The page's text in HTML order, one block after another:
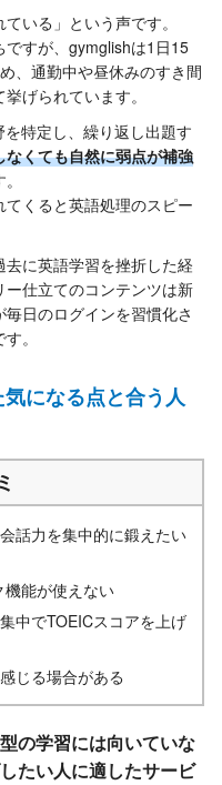
いる」という声です。
すが、gymglishは1日15
、通勤中や昼休みのすき間
げられています。
特定し、繰り返し出題す
なくても自然に弱点が補強
くると英語処理のスピー
去に英語学習を挫折した経
仕立てのコンテンツは新
日のログインを習慣化さ
。
になる点と合う人
話力を集中的に鍛えたい
機能が使えない
中でTOEICスコアを上げ
じる場合がある
の学習には向いていな
たい人に適したサービ